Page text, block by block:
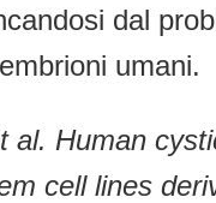
dal
umani.
al. Human
cell lines